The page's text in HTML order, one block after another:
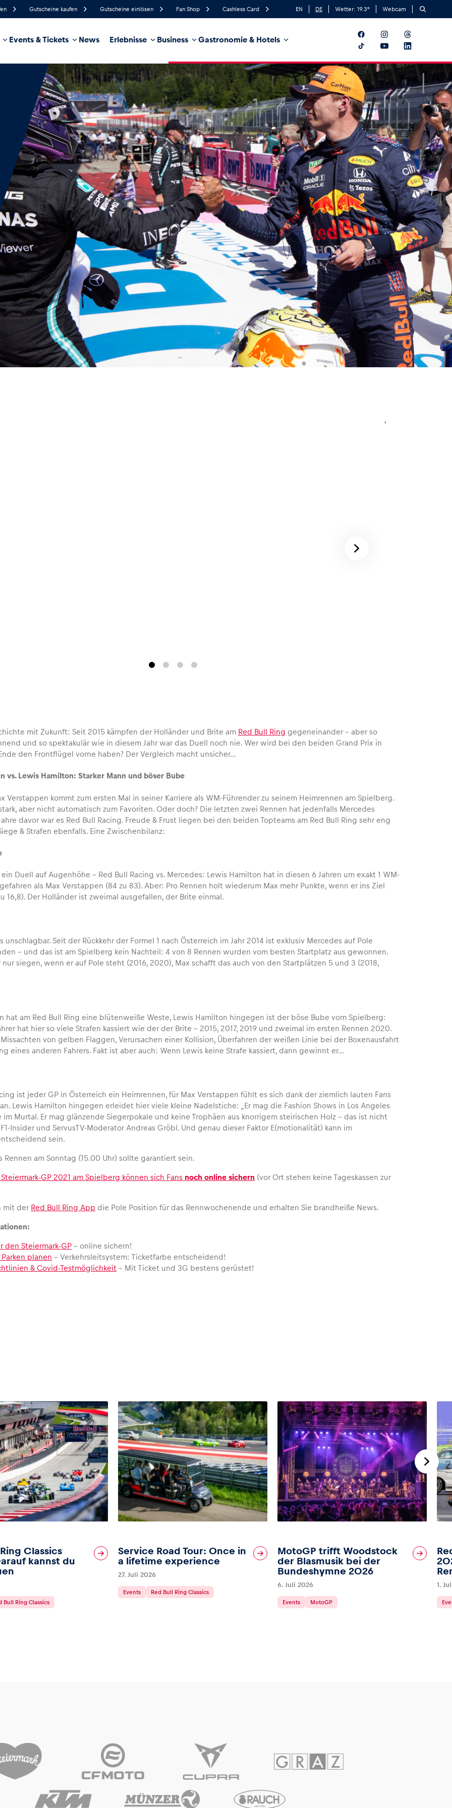
Gutscheine kaufen Gutscheine einlösen Fan Shop Cashless Card EN DE Wetter: 19.3° Webcam
Events & Tickets News Erlebnisse Business Gastronomie & Hotels
Regenwahrscheinlichkeit
Ost
Windrichtung
Business Glossar
mit Zukunft: Seit 2015 kämpfen der Holländer und Brite am Red Bull Ring gegeneinander – aber so
und so spektakulär wie in diesem Jahr war das Duell noch nie. Wer wird bei den beiden Grand Prix in
den Frontflügel vorne haben? Der Vergleich macht unsicher…
vs. Lewis Hamilton: Starker Mann und böser Bube
Verstappen kommt zum ersten Mal in seiner Karriere als WM-Führender zu seinem Heimrennen am Spielberg.
aber nicht automatisch zum Favoriten. Oder doch? Die letzten zwei Rennen hat jedenfalls Mercedes
davor war es Red Bull Racing. Freude & Frust liegen bei den beiden Topteams am Red Bull Ring sehr eng
& Strafen ebenfalls. Eine Zwischenbilanz:
Duell auf Augenhöhe – Red Bull Racing vs. Mercedes: Lewis Hamilton hat in diesen 6 Jahren um exakt 1 WM-
als Max Verstappen (84 zu 83). Aber: Pro Rennen holt wiederum Max mehr Punkte, wenn er ins Ziel
16,8). Der Holländer ist zweimal ausgefallen, der Brite einmal.
unschlagbar. Seit der Rückkehr der Formel 1 nach Österreich im Jahr 2014 ist exklusiv Mercedes auf Pole
– und das ist am Spielberg kein Nachteil: 4 von 8 Rennen wurden vom besten Startplatz aus gewonnen.
nur siegen, wenn er auf Pole steht (2016, 2020), Max schafft das auch von den Startplätzen 5 und 3 (2018,
hat am Red Bull Ring eine blütenweiße Weste, Lewis Hamilton hingegen ist der böse Bube vom Spielberg:
hat hier so viele Strafen kassiert wie der der Brite – 2015, 2017, 2019 und zweimal im ersten Rennen 2020.
Missachten von gelben Flaggen, Verursachen einer Kollision, Überfahren der weißen Linie bei der Boxenausfahrt
eines anderen Fahrers. Fakt ist aber auch: Wenn Lewis keine Strafe kassiert, dann gewinnt er…
ist jeder GP in Österreich ein Heimrennen, für Max Verstappen fühlt es sich dank der ziemlich lauten Fans
Lewis Hamilton hingegen erleidet hier viele kleine Nadelstiche: „Er mag die Fashion Shows in Los Angeles
im Murtal. Er mag glänzende Siegerpokale und keine Trophäen aus knorrigem steirischen Holz – das ist nicht
Insider und ServusTV-Moderator Andreas Gröbl. Und genau dieser Faktor E(motionalität) kann im
sein.
Rennen am Sonntag (15.00 Uhr) sollte garantiert sein.
GP 2021 am Spielberg können sich Fans noch online sichern (vor Ort stehen keine Tageskassen zur
mit der Red Bull Ring App die Pole Position für das Rennwochenende und erhalten Sie brandheiße News.
den Steiermark-GP – online sichern!
planen – Verkehrsleitsystem: Ticketfarbe entscheidend!
& Covid-Testmöglichkeit – Mit Ticket und 3G bestens gerüstet!
Classics
kannst du
Bull Ring Classics
Service Road Tour: Once in
a lifetime experience
27. Juli 2026
Events Red Bull Ring Classics
MotoGP trifft Woodstock
der Blasmusik bei der
Bundeshymne 2026
6. Juli 2026
Events MotoGP
1.